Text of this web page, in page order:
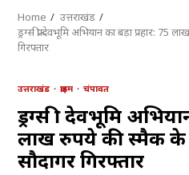
Home
उत्तराखंड
ड्रग्स फ्री देवभूमि अभियान का बड़ा प्रहार:
गिरफ्तार
उत्तराखंड क्राइम चंपावत
ड्रग्स फ्री देवभूमि
लाख रुपये की स्मैक
सौदागर गिरफ्तार